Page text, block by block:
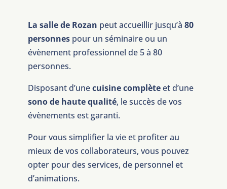
La salle de Rozan peut accueillir jusqu’à 80
personnespour un séminaire ou un
évènement professionnel de 5 à 80
personnes.
Disposant d’unecuisine complèteet d’une
sono de haute qualité, le succès de vos
évènements est garanti.
Pour vous simplifier la vie et profiter au
mieux de vos collaborateurs, vous pouvez
opter pour des services, de personnel et
d’animations.